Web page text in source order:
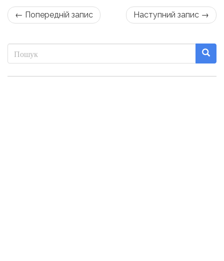
← Попередній запис Наступний запис →